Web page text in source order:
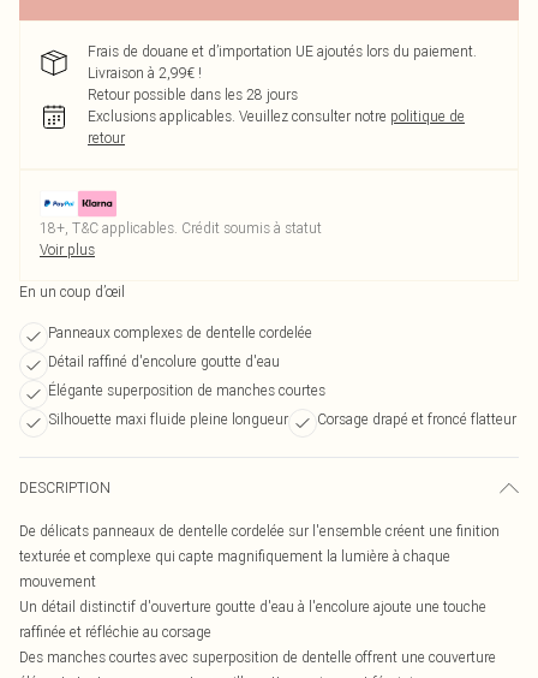
Frais de douane et d’importation UE ajoutés lors du paiement.
Livraison à 2,99€ !
Retour possible dans les 28 jours
Exclusions applicables. Veuillez consulter notre politique de
retour
18+, T&C applicables. Crédit soumis à statut
Voir plus
En un coup d’œil
Panneaux complexes de dentelle cordelée
Détail raffiné d'encolure goutte d'eau
Élégante superposition de manches courtes
Silhouette maxi fluide pleine longueur
Corsage drapé et froncé flatteur
DESCRIPTION
De délicats panneaux de dentelle cordelée sur l'ensemble créent une finition
texturée et complexe qui capte magnifiquement la lumière à chaque
mouvement
Un détail distinctif d'ouverture goutte d'eau à l'encolure ajoute une touche
raffinée et réfléchie au corsage
Des manches courtes avec superposition de dentelle offrent une couverture